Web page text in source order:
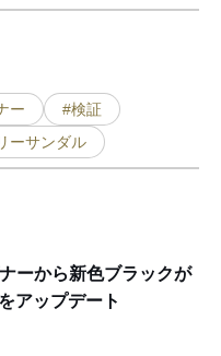
ー
#検証
ーサンダル
ーから新色ブラックが
アップデート